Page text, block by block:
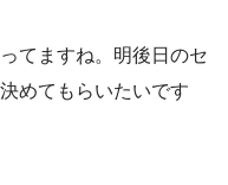
てますね。明後日のセ
めてもらいたいです